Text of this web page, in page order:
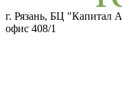
г. Рязань, БЦ "Капитал
офис 408/1